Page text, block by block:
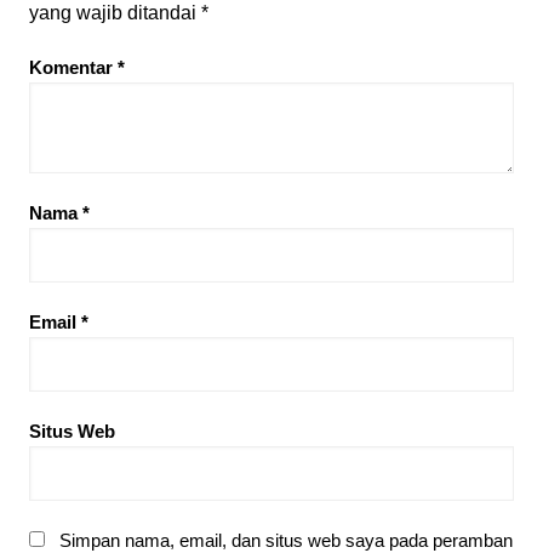
yang wajib ditandai *
Komentar *
Nama*
Email *
Situs Web
Simpan nama, email, dan situs web saya pada peramban